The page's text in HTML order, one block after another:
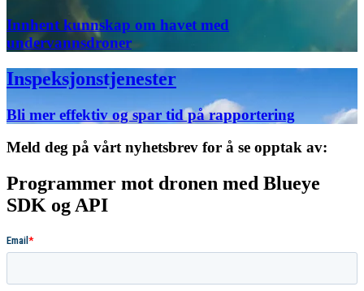
Innhent kunnskap om havet med
undervannsdroner
Inspeksjonstjenester
Bli mer effektiv og spar tid på rapportering
Meld deg på vårt nyhetsbrev for å se opptak av:
Programmer mot dronen med Blueye
SDK og API